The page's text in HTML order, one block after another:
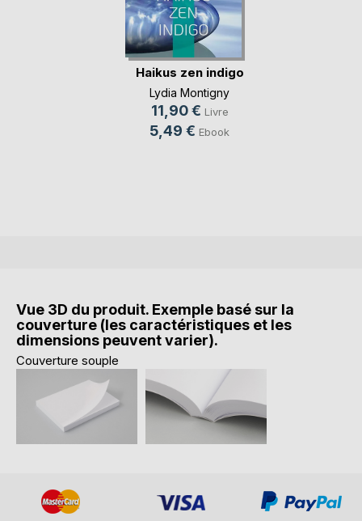
Haikus zen indigo
Lydia Montigny
11,90 € Livre
5,49 € Ebook
Vue 3D du produit. Exemple basé sur la
couverture (les caractéristiques et les
dimensions peuvent varier).
Couverture souple